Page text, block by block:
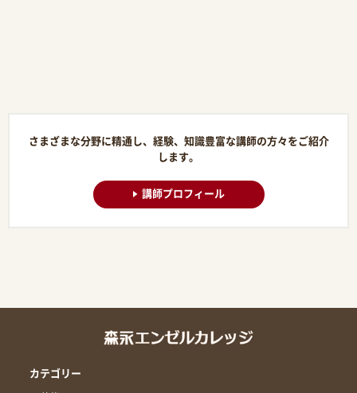
さまざまな分野に精通し、経験、知識豊富な講師の方々をご紹介
します。
講師プロフィール
カテゴリー